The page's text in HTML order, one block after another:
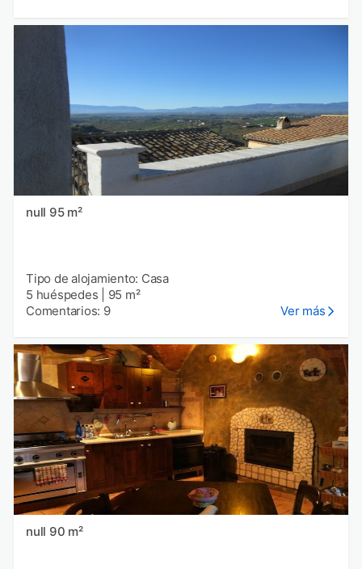
null 95 m²
Tipo de alojamiento: Casa
5 huéspedes
95 m²
Comentarios: 9
Ver más
null 90 m²